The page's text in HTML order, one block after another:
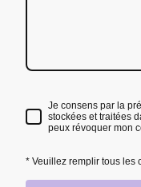
Je consens par la
stockées et traitées
peux révoquer mon
* Veuillez remplir tous les